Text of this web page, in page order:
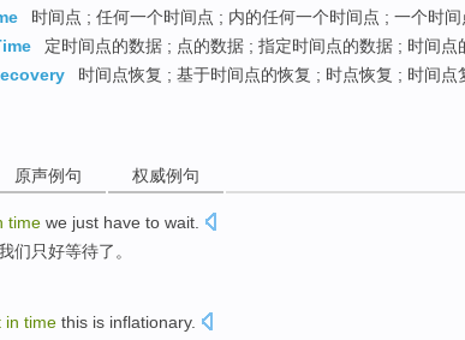
时间点 ; 任何一个时间点 ; 内的任何一个时间点 ; 一个时间
定时间点的数据 ; 点的数据 ; 指定时间点的数据 ; 时间点
时间点恢复 ; 基于时间点的恢复 ; 时点恢复 ; 时间点
原声例句 权威例句
time we just have to wait.
们只好等待了。
in time this is inflationary.